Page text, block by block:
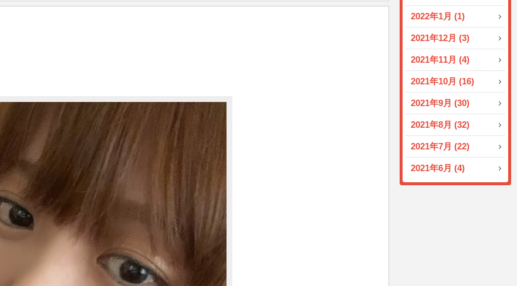
2022年1月 (1)
2021年12月 (3)
2021年11月 (4)
2021年10月 (16)
2021年9月 (30)
2021年8月 (32)
2021年7月 (22)
2021年6月 (4)